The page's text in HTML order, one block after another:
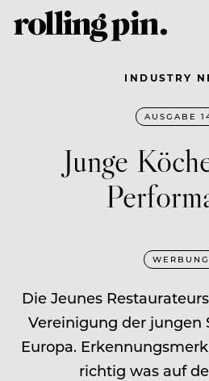
INDUSTRY
AUSGABE
Junge
WERBUNG
Die Jeunes
Vereinigung der jungen
Europa.
richtig was auf